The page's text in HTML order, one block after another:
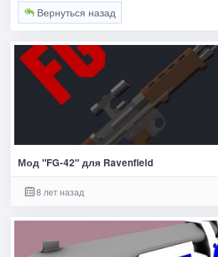
Вернуться назад
Мод "FG-42" для Ravenfield
8 лет назад